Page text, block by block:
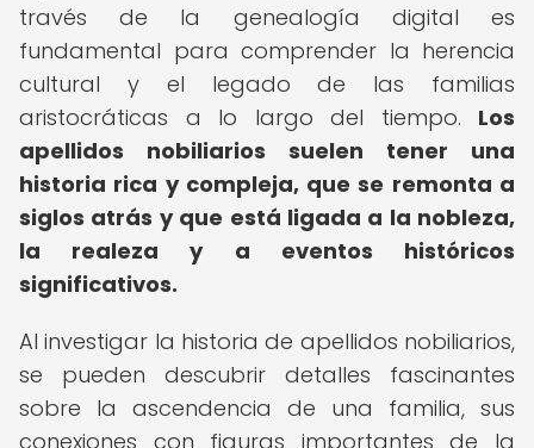
través de la genealogía digital es
fundamental para comprender la herencia
cultural y el legado de las familias
aristocráticas a lo largo del tiempo. Los
apellidos nobiliarios suelen tener una
historia rica y compleja, que se remonta a
siglos atrás y que está ligada a la nobleza,
la realeza y a eventos históricos
significativos.
Al investigar la historia de apellidos nobiliarios,
se pueden descubrir detalles fascinantes
sobre la ascendencia de una familia, sus
conexiones con figuras importantes de la